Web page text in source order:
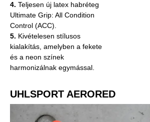
4. Teljesen új latex habréteg
Ultimate Grip: All Condition
Control (ACC).
5. Kivételesen stílusos
kialakítás, amelyben a fekete
és a neon színek
harmonizálnak egymással.
UHLSPORT AERORED